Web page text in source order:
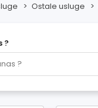
> Ostale usluge >
?